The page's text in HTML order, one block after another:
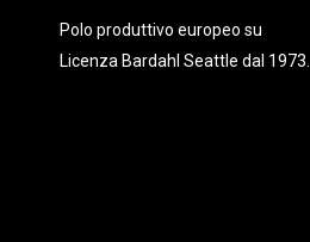
Polo produttivo europeo su
Licenza Bardahl Seattle dal 1973.